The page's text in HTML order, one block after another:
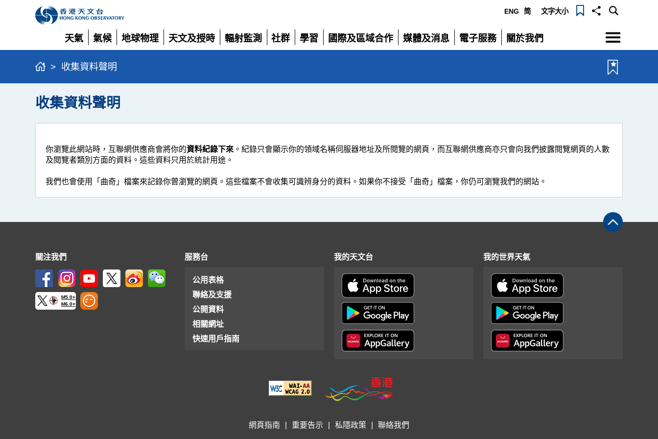
ENG 简 文字大小
天氣
展
開
氣候
展
開
地球物理
展
天文及授時
展
輻射監測
展
社群
展
學習
展
國際及區域合作
展
媒體及消息
展
電子服務
展
關於我們
展
選
單
> 收集資料聲明
收集資料聲明
你瀏覽此網站時，互聯網供應商會將你的資料紀錄下來 。紀錄只會顯示你的領域名稱伺服器地址及所閱覽的網頁，而互聯網供應商亦只會向我們披露閱覽網頁的人數
及閱覽者類別方面的資料。這些資料只用於統計用途。
我們也會使用「曲奇」檔案來記錄你曾瀏覽的網頁。這些檔案不會收集可識辨身分的資料。如果你不接受「曲奇」檔案，你仍可瀏覽我們的網站。
關注我們
M5.0+
M6.0+
服務台
公用表格
聯絡及支援
公開資料
相關網址
快速用戶指南
我的天文台 我的世界天氣
網頁指南 重要告示 私隱政策 聯絡我們